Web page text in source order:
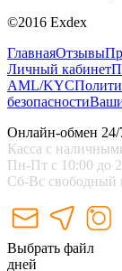
©2016 Exdex
ГлавнаяОтзывы
Личный кабинет
AML/KYC
безопасности
Онлайн-обмен 24/
Касса с
Пн-Пт с 10:00 до
Сб-Вс свободный
Выбрать файл
дней